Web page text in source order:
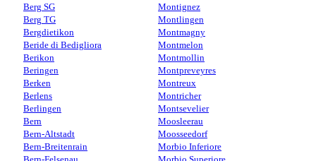
Berg SG
Berg TG
Bergdietikon
Beride di Bedigliora
Berikon
Beringen
Berken
Berlens
Berlingen
Bern
Bern-Altstadt
Bern-Breitenrain
Montignez
Montlingen
Montmagny
Montmelon
Montmollin
Montpreveyres
Montreux
Montricher
Montsevelier
Moosleerau
Moosseedorf
Morbio Inferiore